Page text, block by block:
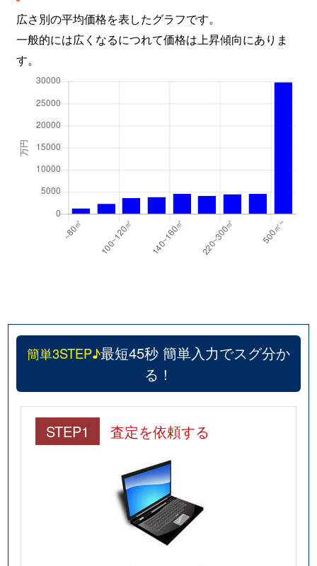
広さ別の平均価格を表したグラフです。
一般的には広くなるにつれて価格は上昇傾向にありま
す。
簡単3STEP♪最短45秒 簡単入力でスグ分か
る！
STEP1 査定を依頼する